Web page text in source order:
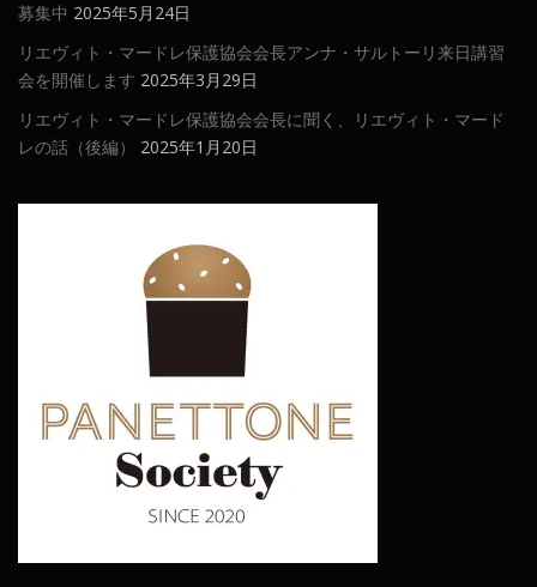
募集中 2025年5月24日
リエヴィト・マードレ保護協会会長アンナ・サルトーリ来日講習
会を開催します 2025年3月29日
リエヴィト・マードレ保護協会会長に聞く、リエヴィト・マード
レの話（後編）
2025年1月20日